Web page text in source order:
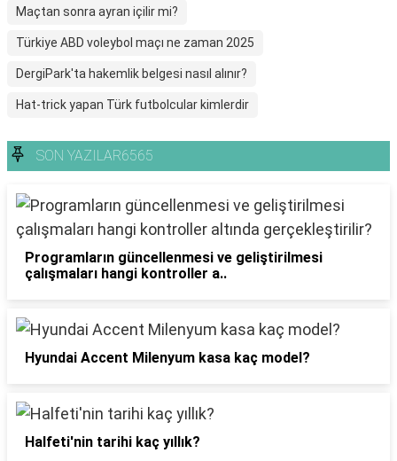
Maçtan sonra ayran içilir mi?
Türkiye ABD voleybol maçı ne zaman 2025
DergiPark'ta hakemlik belgesi nasıl alınır?
Hat-trick yapan Türk futbolcular kimlerdir
SON YAZILAR6565
Programların güncellenmesi ve geliştirilmesi
çalışmaları hangi kontroller a..
Hyundai Accent Milenyum kasa kaç model?
Halfeti'nin tarihi kaç yıllık?